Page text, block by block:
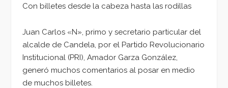
Con billetes desde la cabeza hasta las rodillas
Juan Carlos «N», primo y secretario particular del
alcalde de Candela, por el Partido Revolucionario
Institucional (PRI), Amador Garza González,
generó muchos comentarios al posar en medio
de muchos billetes.